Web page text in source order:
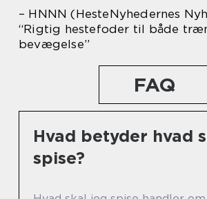
– HNNN (HesteNyhedernes
“Rigtig hestefoder til både
bevægelse”
FAQ
Hvad betyder hvad
spise?